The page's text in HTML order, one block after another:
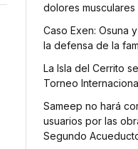
dolores musculares
Caso Exen: Osuna
la defensa de la
La Isla del Cerrito
Torneo
Sameep no hará
usuarios por las
Segundo